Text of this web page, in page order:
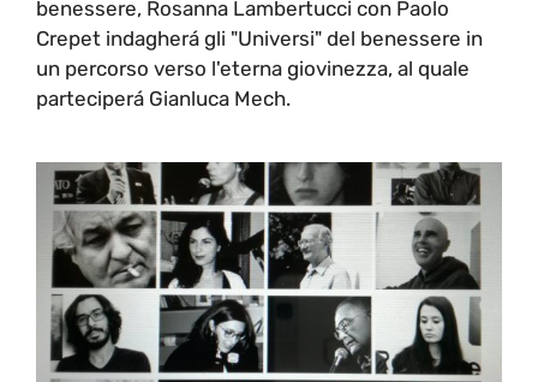
benessere, Rosanna Lambertucci con Paolo
Crepet indagherá gli "Universi" del benessere in
un percorso verso l'eterna giovinezza, al quale
parteciperá Gianluca Mech.